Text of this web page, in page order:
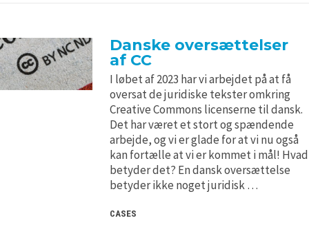
Danske oversættelser
af CC
I løbet af 2023 har vi arbejdet på at få
oversat de juridiske tekster omkring
Creative Commons licenserne til dansk.
Det har været et stort og spændende
arbejde, og vi er glade for at vi nu også
kan fortælle at vi er kommet i mål! Hvad
betyder det? En dansk oversættelse
betyder ikke noget juridisk …
CASES